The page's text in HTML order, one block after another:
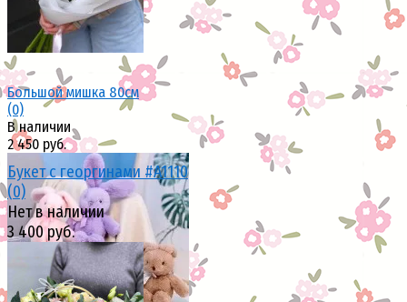
избранное сравнить
Большой мишка 80см
(0)
В наличии
2 450 руб.
Букет с георгинами #A1110
(0)
Нет в наличии
3 400 руб.